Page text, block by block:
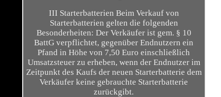
III Starterbatterien Beim Verkauf von
Starterbatterien gelten die folgenden
Besonderheiten: Der Verkäufer ist gem. § 10
BattG verpflichtet, gegenüber Endnutzern ein
Pfand in Höhe von 7,50 Euro einschließlich
Umsatzsteuer zu erheben, wenn der Endnutzer im
Zeitpunkt des Kaufs der neuen Starterbatterie dem
Verkäufer keine gebrauchte Starterbatterie
zurückgibt.